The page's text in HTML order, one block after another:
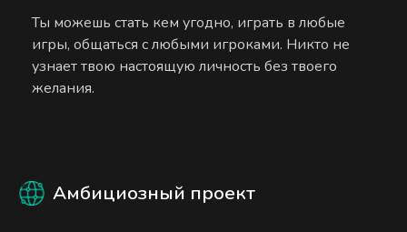
Ты можешь стать кем угодно, играть в любые
игры, общаться с любыми игроками. Никто не
узнает твою настоящую личность без твоего
желания.
Амбициозный проект